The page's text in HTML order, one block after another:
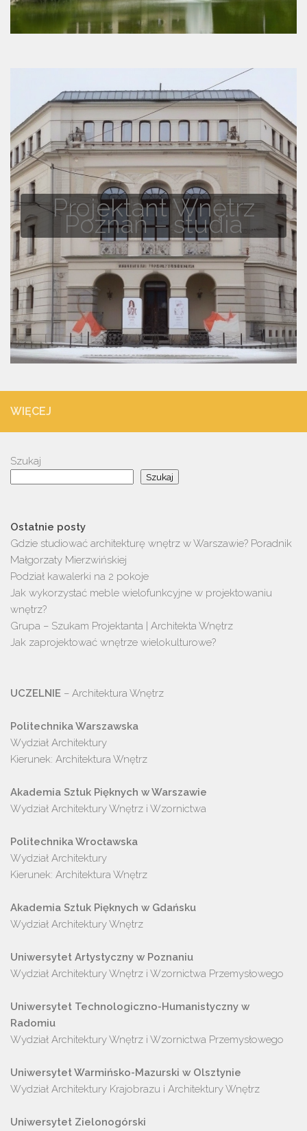
Projektant Wnętrz
Poznań – studia
WIĘCEJ
Szukaj
Szukaj
Ostatnie posty
Gdzie studiować architekturę wnętrz w Warszawie? Poradnik
Małgorzaty Mierzwińskiej
Podział kawalerki na 2 pokoje
Jak wykorzystać meble wielofunkcyjne w projektowaniu
wnętrz?
Grupa – Szukam Projektanta | Architekta Wnętrz
Jak zaprojektować wnętrze wielokulturowe?
UCZELNIE – Architektura Wnętrz
Politechnika Warszawska
Wydział Architektury
Kierunek: Architektura Wnętrz
Akademia Sztuk Pięknych w Warszawie
Wydział Architektury Wnętrz i Wzornictwa
Wydział Architektury
Kierunek: Architektura Wnętrz
Wydział Architektury Wnętrz
Wydział Architektury Wnętrz i Wzornictwa Przemysłowego
Uniwersytet Technologiczno-Humanistyczny w
Wydział Architektury Wnętrz i Wzornictwa Przemysłowego
Wydział Architektury Krajobrazu i Architektury Wnętrz